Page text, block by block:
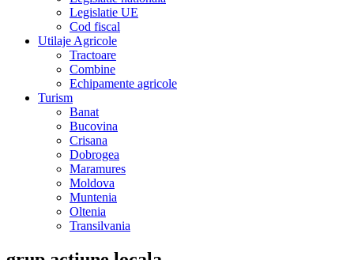
Legislatie UE
Cod fiscal
Utilaje Agricole
Tractoare
Combine
Echipamente agricole
Turism
Banat
Bucovina
Crisana
Dobrogea
Maramures
Moldova
Muntenia
Oltenia
Transilvania